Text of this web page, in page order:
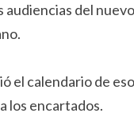
del
el calendario de
los encartados.